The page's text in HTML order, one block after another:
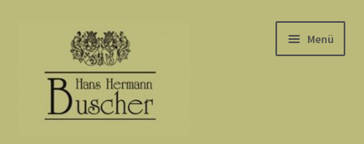
Navigation
springen
springen
Menü